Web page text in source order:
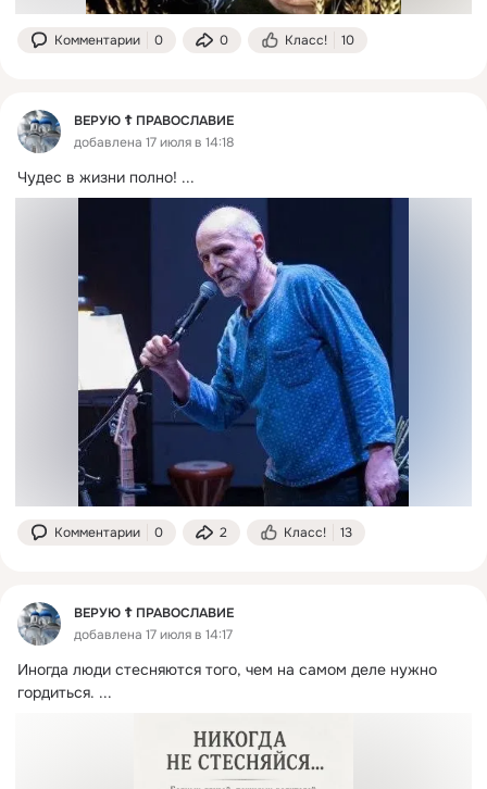
Комментарии 0 0 Класс! 10
ВЕРУЮ ☦️ ПРАВОСЛАВИЕ
добавлена 17 июля в 14:18
Чудес в жизни полно! ...
Комментарии 0 2 Класс! 13
ВЕРУЮ ☦️ ПРАВОСЛАВИЕ
добавлена 17 июля в 14:17
Иногда люди стесняются того, чем на самом деле нужно
гордиться. ...